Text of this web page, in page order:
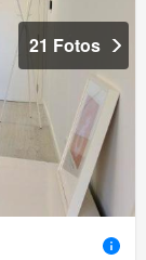
21 Fotos